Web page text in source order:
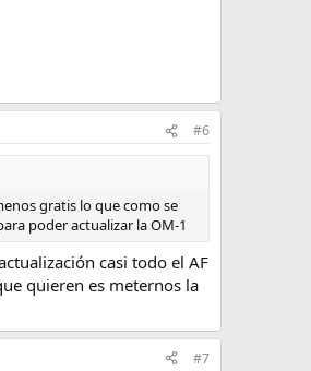
#6
gratis lo que como se
poder actualizar la OM-1
casi todo el AF
quieren es meternos la
#7